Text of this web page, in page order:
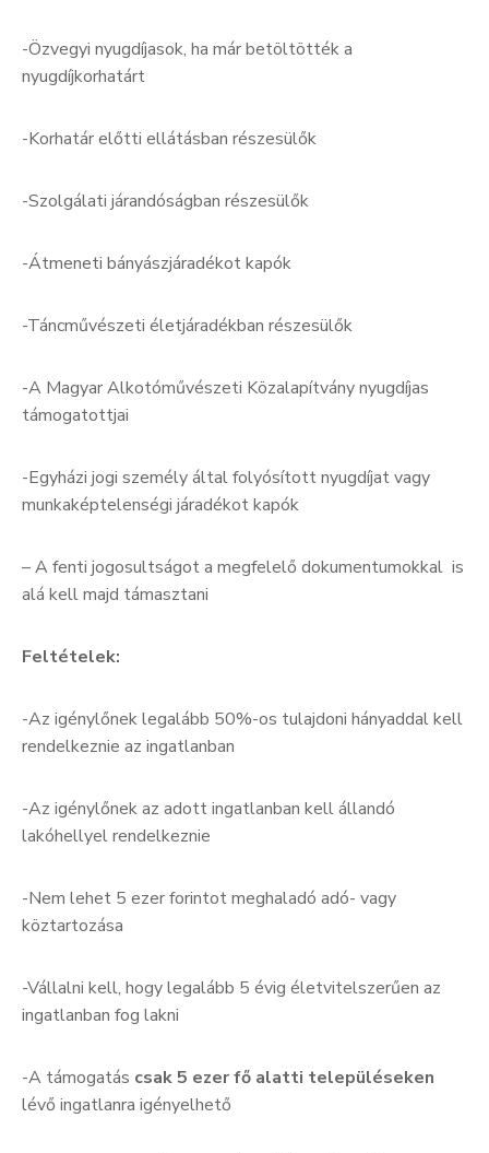
-Özvegyi nyugdíjasok, ha már betöltötték a
nyugdíjkorhatárt
-Korhatár előtti ellátásban részesülők
-Szolgálati járandóságban részesülők
-Átmeneti bányászjáradékot kapók
-Táncművészeti életjáradékban részesülők
-A Magyar Alkotóművészeti Közalapítvány nyugdíjas
támogatottjai
-Egyházi jogi személy által folyósított nyugdíjat vagy
munkaképtelenségi járadékot kapók
– A fenti jogosultságot a megfelelő dokumentumokkal is
alá kell majd támasztani
Feltételek:
-Az igénylőnek legalább 50%-os tulajdoni hányaddal kell
rendelkeznie az ingatlanban
-Az igénylőnek az adott ingatlanban kell állandó
lakóhellyel rendelkeznie
-Nem lehet 5 ezer forintot meghaladó adó- vagy
köztartozása
-Vállalni kell, hogy legalább 5 évig életvitelszerűen az
ingatlanban fog lakni
-A támogatás csak 5 ezer fő alatti településeken
lévő ingatlanra igényelhető